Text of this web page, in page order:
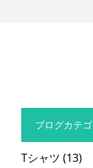
ブログカテ
Tシャツ (13)